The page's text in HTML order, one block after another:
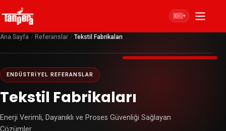
▾
Ana Sayfa / Referanslar / Tekstil Fabrikaları
ENDÜSTRIYEL REFERANSLAR
Tekstil Fabrikaları
Enerji Verimli, Dayanıklı ve Proses Güvenliği Sağlayan
Çözümler